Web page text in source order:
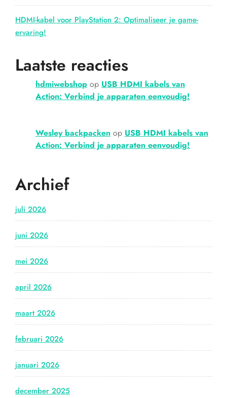
HDMI-kabel voor PlayStation 2: Optimaliseer je game-
ervaring!
Laatste reacties
hdmiwebshop op USB HDMI kabels van
Action: Verbind je apparaten eenvoudig!
Wesley backpacken op USB HDMI kabels van
Action: Verbind je apparaten eenvoudig!
Archief
juli 2026
juni 2026
mei 2026
april 2026
maart 2026
februari 2026
januari 2026
december 2025